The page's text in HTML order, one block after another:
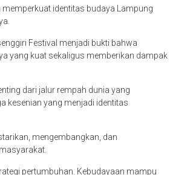
identitas budaya Lampung
Festival menjadi bukti bahwa
yang kuat sekaligus memberikan dampak
dari jalur rempah dunia yang
kesenian yang menjadi identitas
mengembangkan, dan
pertumbuhan. Kebudayaan mampu